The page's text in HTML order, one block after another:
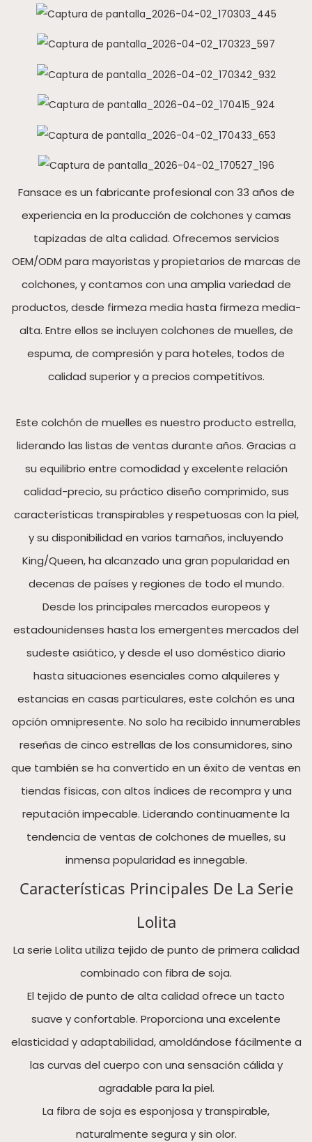
Fansace es un fabricante profesional con 33 años de
experiencia en la producción de colchones y camas
tapizadas de alta calidad. Ofrecemos servicios
OEM/ODM para mayoristas y propietarios de marcas de
colchones, y contamos con una amplia variedad de
productos, desde firmeza media hasta firmeza media-
alta. Entre ellos se incluyen colchones de muelles, de
espuma, de compresión y para hoteles, todos de
calidad superior y a precios competitivos.
Este colchón de muelles es nuestro producto estrella,
liderando las listas de ventas durante años. Gracias a
su equilibrio entre comodidad y excelente relación
calidad-precio, su práctico diseño comprimido, sus
características transpirables y respetuosas con la piel,
y su disponibilidad en varios tamaños, incluyendo
King/Queen, ha alcanzado una gran popularidad en
decenas de países y regiones de todo el mundo.
Desde los principales mercados europeos y
estadounidenses hasta los emergentes mercados del
sudeste asiático, y desde el uso doméstico diario
hasta situaciones esenciales como alquileres y
estancias en casas particulares, este colchón es una
opción omnipresente. No solo ha recibido innumerables
reseñas de cinco estrellas de los consumidores, sino
que también se ha convertido en un éxito de ventas en
tiendas físicas, con altos índices de recompra y una
reputación impecable. Liderando continuamente la
tendencia de ventas de colchones de muelles, su
inmensa popularidad es innegable.
Características Principales De La Serie
Lolita
La serie Lolita utiliza tejido de punto de primera calidad
combinado con fibra de soja.
El tejido de punto de alta calidad ofrece un tacto
suave y confortable. Proporciona una excelente
elasticidad y adaptabilidad, amoldándose fácilmente a
las curvas del cuerpo con una sensación cálida y
agradable para la piel.
La fibra de soja es esponjosa y transpirable,
naturalmente segura y sin olor.